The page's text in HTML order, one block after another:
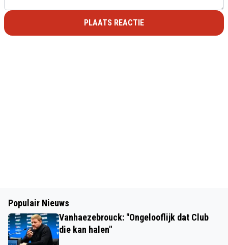
PLAATS REACTIE
Populair Nieuws
Vanhaezebrouck: "Ongelooflijk dat Club
die kan halen"